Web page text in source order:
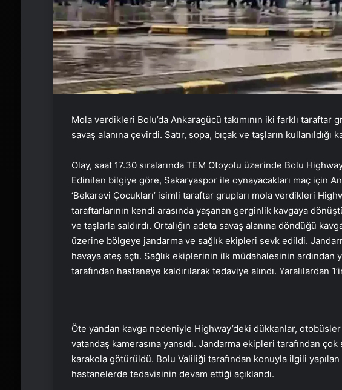
Mola verdikleri Bolu’da Ankaragücü takımının iki farklı taraftar
savaş alanına çevirdi. Satır, sopa, bıçak ve taşların kullanıldığı
Olay, saat 17.30 sıralarında TEM Otoyolu üzerinde Bolu
Edinilen bilgiye göre, Sakaryaspor ile oynayacakları maç için
‘Bekarevi Çocukları’ isimli taraftar grupları mola verdikleri
taraftarlarının kendi arasında yaşanan gerginlik kavgaya
ve taşlarla saldırdı. Ortalığın adeta savaş alanına döndüğü
üzerine bölgeye jandarma ve sağlık ekipleri sevk edildi.
havaya ateş açtı. Sağlık ekiplerinin ilk müdahalesinin ardından
tarafından hastaneye kaldırılarak tedaviye alındı. Yaralılardan
Öte yandan kavga nedeniyle Highway’deki dükkanlar,
vatandaş kamerasına yansıdı. Jandarma ekipleri tarafından çok
karakola götürüldü. Bolu Valiliği tarafından konuyla ilgili yapılan
hastanelerde tedavisinin devam ettiği açıklandı.